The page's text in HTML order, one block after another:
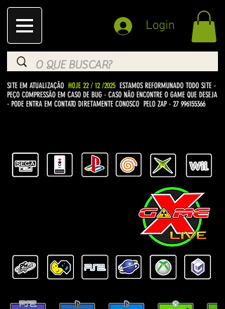
Login
SITE EM ATUALIZAÇÃO HOJE 22 / 12 /2025 ESTAMOS REFORMUNADO TODO SITE -
PEÇO COMPRESSÃO EM CASO DE BUG - CASO NÃO ENCONTRE O GAME QUE DESEJA
- PODE ENTRA EM CONTATO DIRETAMENTE CONOSCO PELO ZAP - 27 996155366